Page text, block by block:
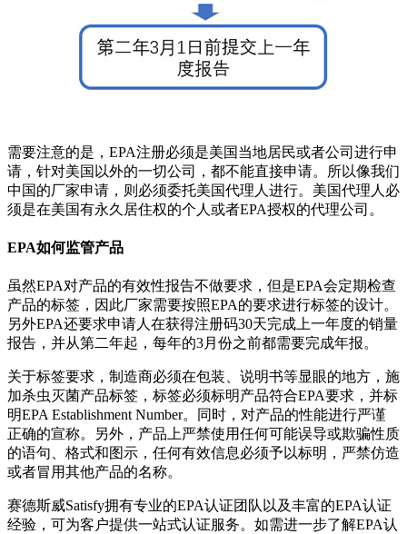
需要注意的是，EPA注册必须是美国当地居民或者公司进行申
请，针对美国以外的一切公司，都不能直接申请。所以像我们
中国的厂家申请，则必须委托美国代理人进行。美国代理人必
须是在美国有永久居住权的个人或者EPA授权的代理公司。
EPA如何监管产品
虽然EPA对产品的有效性报告不做要求，但是EPA会定期检查
产品的标签，因此厂家需要按照EPA的要求进行标签的设计。
另外EPA还要求申请人在获得注册码30天完成上一年度的销量
报告，并从第二年起，每年的3月份之前都需要完成年报。
关于标签要求，制造商必须在包装、说明书等显眼的地方，施
加杀虫灭菌产品标签，标签必须标明产品符合EPA要求，并标
明EPA Establishment Number。同时，对产品的性能进行严谨
正确的宣称。另外，产品上严禁使用任何可能误导或欺骗性质
的语句、格式和图示，任何有效信息必须予以标明，严禁仿造
或者冒用其他产品的名称。
赛德斯威Satisfy拥有专业的EPA认证团队以及丰富的EPA认证
经验，可为客户提供一站式认证服务。如需进一步了解EPA认